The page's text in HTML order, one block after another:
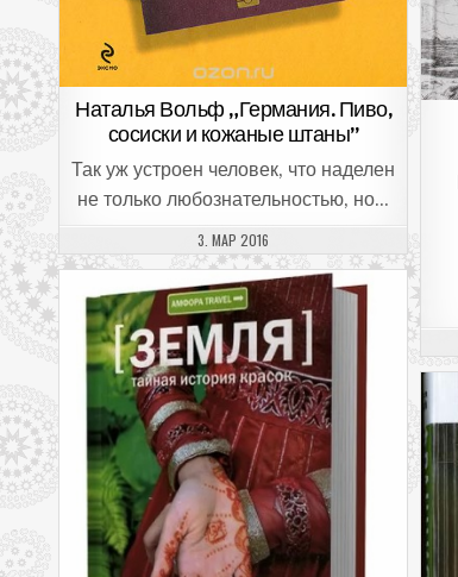
Наталья Вольф „Германия. Пиво,
сосиски и кожаные штаны”
Так уж устроен человек, что наделен
не только любознательностью, но…
ДАТА ПУБЛИКАЦИИ:
3. МАР 2016